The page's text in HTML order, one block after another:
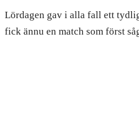
Lördagen gav i alla fall ett
fick ännu en match som först